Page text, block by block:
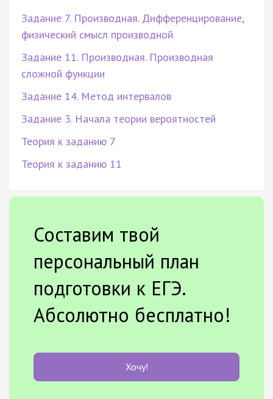
Задание 7. Производная. Дифференцирование,
физический смысл производной
Задание 11. Производная. Производная
сложной функции
Задание 14. Метод интервалов
Задание 3. Начала теории вероятностей
Теория к заданию 7
Теория к заданию 11
Составим твой
персональный план
подготовки к ЕГЭ.
Абсолютно бесплатно!
Хочу!